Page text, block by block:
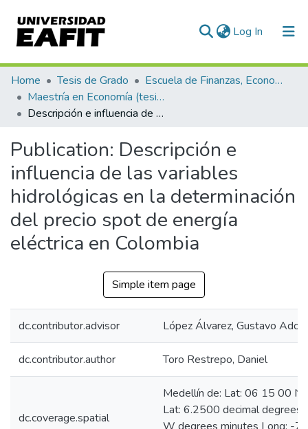
Log In (current)
Communities & Collections
All of DSpace
Home Tesis de Grado
Escuela de Finanzas, Economía y Gobierno
Maestría en Economía (tesis)
Descripción e influencia de las variables hidrológicas en la determinación del precio spot de energía eléctrica en Colombia
Publication: Descripción e
influencia de las variables
hidrológicas en la determinación
del precio spot de energía
eléctrica en Colombia
Simple item page
dc.contributor.advisor López Álvarez, Gustavo
dc.contributor.author Toro Restrepo, Daniel
dc.coverage.spatial
Medellín de: Lat: 06 15 00 N
Lat: 6.2500 decimal